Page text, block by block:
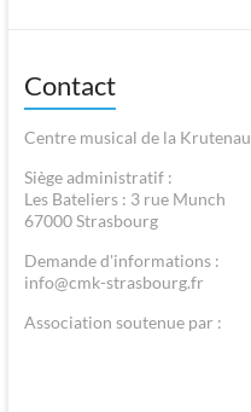
Contact
Centre musical de la Krutenau
Siège administratif :
Les Bateliers : 3 rue Munch
67000 Strasbourg
Demande d'informations :
info@cmk-strasbourg.fr
Association soutenue par :